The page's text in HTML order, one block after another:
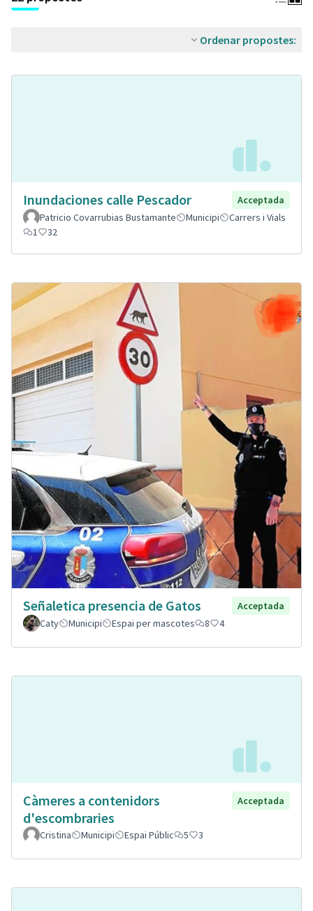
Ordenar propostes:
Inundaciones calle Pescador
Acceptada
Patricio Covarrubias Bustamante
Municipi
Carrers i Vials
1
32
Señaletica presencia de Gatos
Acceptada
Caty
Municipi Espai per mascotes 8 4
Càmeres a contenidors
d'escombraries
Acceptada
Cristina Municipi Espai Públic 5 3